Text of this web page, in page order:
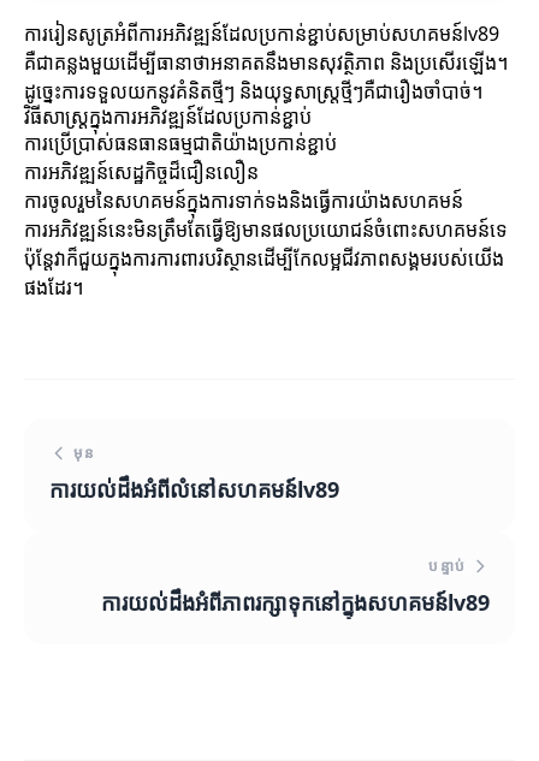
ការរៀនសូត្រអំពីការអភិវឌ្ឍន៍ដែលប្រកាន់ខ្ជាប់សម្រាប់សហគមន៍lv89
គឺជាគន្លងមួយដើម្បីធានាថាអនាគតនឹងមានសុវត្ថិភាព និងប្រសើរឡើង។
ដូច្នេះការទទួលយកនូវគំនិតថ្មីៗ និងយុទ្ធសាស្ត្រថ្មីៗគឺជារឿងចាំបាច់។
វិធីសាស្ត្រក្នុងការអភិវឌ្ឍន៍ដែលប្រកាន់ខ្ជាប់
ការប្រើប្រាស់ធនធានធម្មជាតិយ៉ាងប្រកាន់ខ្ជាប់
ការអភិវឌ្ឍន៍សេដ្ឋកិច្ចដ៏ជឿនលឿន
ការចូលរួមនៃសហគមន៍ក្នុងការទាក់ទងនិងធ្វើការយ៉ាងសហគមន៍
ការអភិវឌ្ឍន៍នេះមិនត្រឹមតែធ្វើឱ្យមានផលប្រយោជន៍ចំពោះសហគមន៍ទេ
ប៉ុន្តែវាក៏ជួយក្នុងការការពារបរិស្ថានដើម្បីកែលម្អជីវភាពសង្គមរបស់យើង
ផងដែរ។
មុន
ការយល់ដឹងអំពីលំនៅសហគមន៍lv89
បន្ទាប់
ការយល់ដឹងអំពីភាពរក្សាទុកនៅក្នុងសហគមន៍lv89